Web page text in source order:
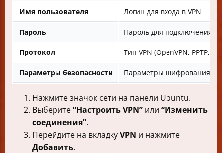
Имя пользователя Логин для входа в VPN
Пароль Пароль для подключения
Протокол Тип VPN (OpenVPN, PPTP,
Параметры безопасности Параметры шифрования,
Нажмите значок сети на панели Ubuntu.
Выберите“Настроить VPN” или “Изменить
соединения”.
Перейдите на вкладкуVPN и нажмите
Добавить.